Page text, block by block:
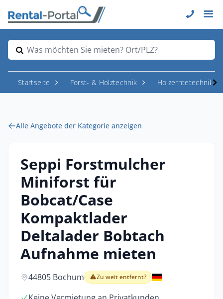
Was möchten Sie mieten? Ort/PLZ?
Startseite Forst- & Holztechnik Holzerntetechnik
Alle Angebote der Kategorie anzeigen
Seppi Forstmulcher
Miniforst für
Bobcat/Case
Kompaktlader
Deltalader Bobtach
Aufnahme mieten
44805 Bochum Zu weit entfernt?